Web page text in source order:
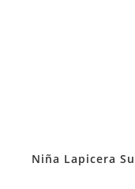
Niña Lapicera